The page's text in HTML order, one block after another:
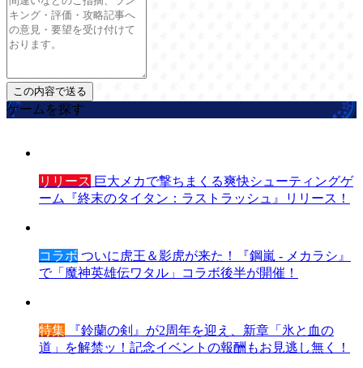
ゲームを探す
リリース 巨大メカで撃ちまくる爽快シューティングゲ
ーム『終末のタイタン：ラストラッシュ』リリース！
コラボ ついに虎王＆影虎が来た！『鋼嵐 - メカラシ』
で「魔神英雄伝ワタル」コラボ後半が開催！
特集 『鈴蘭の剣』が2周年を迎え、新章「氷と血の
道」を解禁ッ！記念イベントの報酬もお見逃し無く！